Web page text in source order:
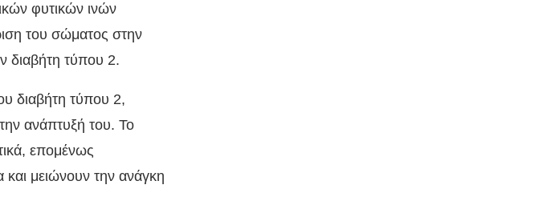
φυτικών ινών
του σώματος στην
διαβήτη τύπου 2.
διαβήτη τύπου 2,
ανάπτυξή του. Το
επομένως
και μειώνουν την ανάγκη